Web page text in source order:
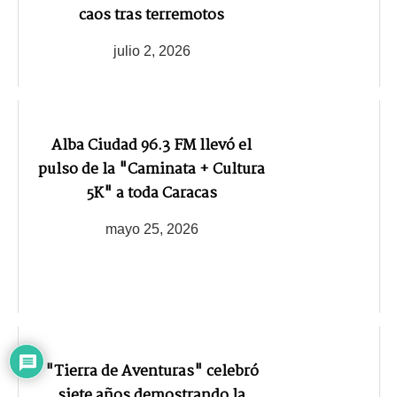
caos tras terremotos
julio 2, 2026
Alba Ciudad 96.3 FM llevó el
pulso de la "Caminata + Cultura
5K" a toda Caracas
mayo 25, 2026
"Tierra de Aventuras" celebró